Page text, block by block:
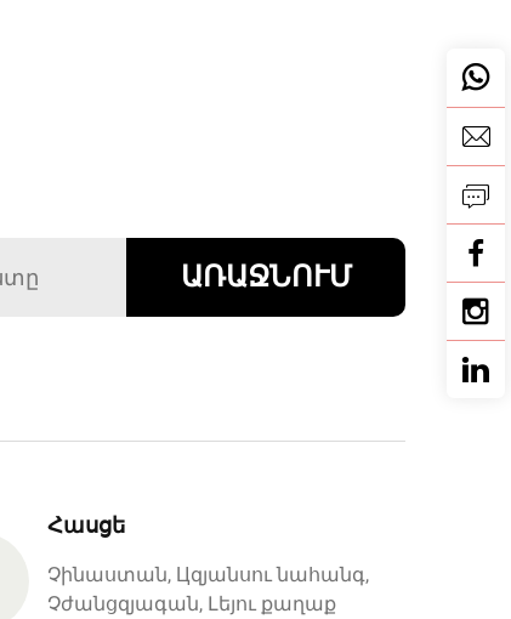
ԱՌԱՋՆՈՒՄ
Հասցե
Չինաստան, Цզյանսու նահանգ,
Չժանցզյագան, Լեյու քաղաք